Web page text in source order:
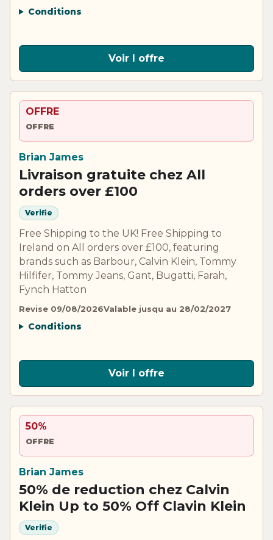
Conditions
Voir l offre
OFFRE
OFFRE
Brian James
Livraison gratuite chez All
orders over £100
Verifie
Free Shipping to the UK! Free Shipping to
Ireland on All orders over £100, featuring
brands such as Barbour, Calvin Klein, Tommy
Hilfifer, Tommy Jeans, Gant, Bugatti, Farah,
Fynch Hatton
Revise 09/08/2026Valable jusqu au 28/02/2027
Conditions
Voir l offre
50%
OFFRE
Brian James
50% de reduction chez Calvin
Klein Up to 50% Off Clavin Klein
Verifie